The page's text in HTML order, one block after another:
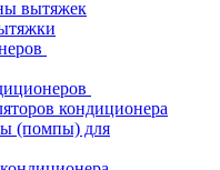
вытяжек
кондиционера
(помпы) для